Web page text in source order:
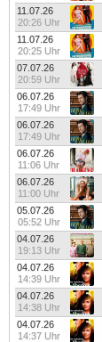
11.07.26
20:26 Uhr
11.07.26
20:25 Uhr
07.07.26
20:59 Uhr
06.07.26
17:49 Uhr
06.07.26
17:49 Uhr
06.07.26
11:06 Uhr
06.07.26
11:00 Uhr
05.07.26
05:52 Uhr
04.07.26
19:13 Uhr
04.07.26
14:39 Uhr
04.07.26
14:38 Uhr
04.07.26
14:37 Uhr